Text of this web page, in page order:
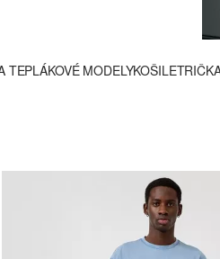
TEPLÁKOVÉ MODELYKOŠILE